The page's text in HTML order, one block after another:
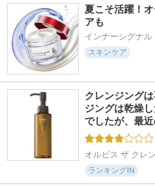
夏こそ活躍！
アも
インナーシグナル
スキンケア
クレンジング
ジングは乾燥
でしたが、最
オルビス ザ クレ
ランキングIN